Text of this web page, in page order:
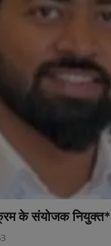
के संयोजक नियुक्त*